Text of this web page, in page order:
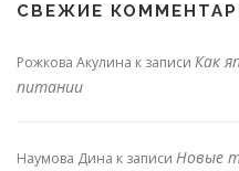
СВЕЖИЕ
Рожкова Акулина к записи Как
питании
Наумова Дина к записи Новые